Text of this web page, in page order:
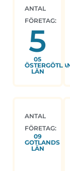
ANTAL
FÖRETAG:
5
05
LÄN
ANTAL
FÖRETAG:
09
GOTLANDS
LÄN